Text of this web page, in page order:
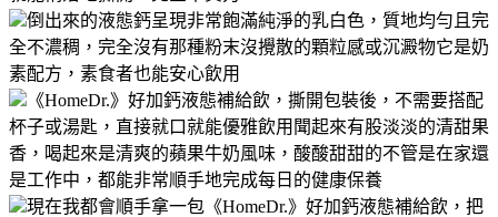
倒出來的液態鈣呈現非常飽滿純淨的乳白色，質地均勻且完
全不濃稠，完全沒有那種粉末沒攪散的顆粒感或沉澱物它是奶
素配方，素食者也能安心飲用
《HomeDr.》好加鈣液態補給飲，撕開包裝後，不需要搭配
杯子或湯匙，直接就口就能優雅飲用聞起來有股淡淡的清甜果
香，喝起來是清爽的蘋果牛奶風味，酸酸甜甜的不管是在家還
是工作中，都能非常順手地完成每日的健康保養
現在我都會順手拿一包《HomeDr.》好加鈣液態補給飲，把